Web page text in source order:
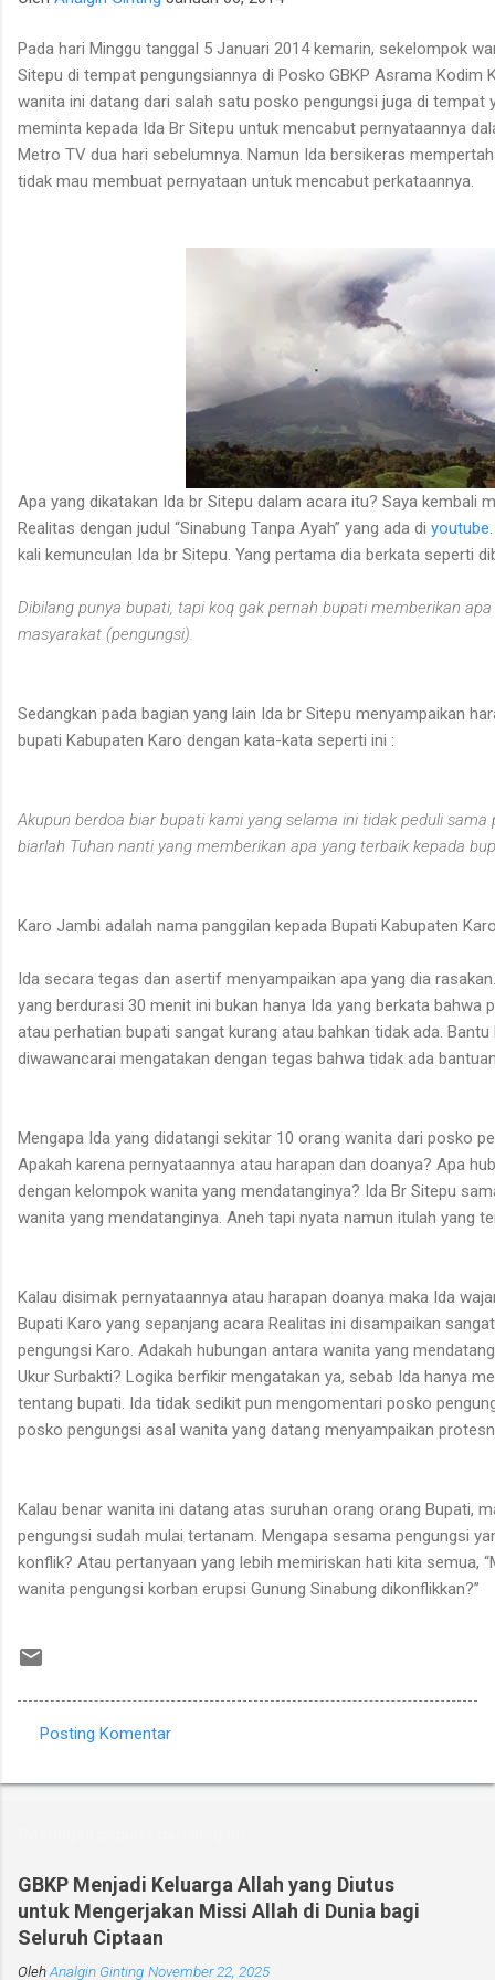
Damanik, artikel ini mengurai fakta bahwa keterpisahan kultural
dan etnis antara Suku Karo dan Suku Mela...
Pada hari Minggu tanggal 5 Januari 2014 kemarin, sekelompok
Sitepu di tempat pengungsiannya di Posko GBKP Asrama Kodim
wanita ini datang dari salah satu posko pengungsi juga di tempat
meminta kepada Ida Br Sitepu untuk mencabut pernyataannya
Metro TV dua hari sebelumnya. Namun Ida bersikeras
tidak mau membuat pernyataan untuk mencabut perkataannya.
Apa yang dikatakan Ida br Sitepu dalam acara itu? Saya kembali
Realitas dengan judul “Sinabung Tanpa Ayah” yang ada di youtube.
kali kemunculan Ida br Sitepu. Yang pertama dia berkata seperti
Dibilang punya bupati, tapi koq gak pernah bupati memberikan
masyarakat (pengungsi).
Sedangkan pada bagian yang lain Ida br Sitepu menyampaikan
bupati Kabupaten Karo dengan kata-kata seperti ini :
Akupun berdoa biar bupati kami yang selama ini tidak peduli sama
biarlah Tuhan nanti yang memberikan apa yang terbaik kepada
Karo Jambi adalah nama panggilan kepada Bupati Kabupaten
Ida secara tegas dan asertif menyampaikan apa yang dia rasakan.
yang berdurasi 30 menit ini bukan hanya Ida yang berkata bahwa
atau perhatian bupati sangat kurang atau bahkan tidak ada. Bantu
diwawancarai mengatakan dengan tegas bahwa tidak ada
Mengapa Ida yang didatangi sekitar 10 orang wanita dari posko
Apakah karena pernyataannya atau harapan dan doanya? Apa
dengan kelompok wanita yang mendatanginya? Ida Br Sitepu
wanita yang mendatanginya. Aneh tapi nyata namun itulah yang
Kalau disimak pernyataannya atau harapan doanya maka Ida
Bupati Karo yang sepanjang acara Realitas ini disampaikan
pengungsi Karo. Adakah hubungan antara wanita yang
Ukur Surbakti? Logika berfikir mengatakan ya, sebab Ida hanya
tentang bupati. Ida tidak sedikit pun mengomentari posko
posko pengungsi asal wanita yang datang menyampaikan
Kalau benar wanita ini datang atas suruhan orang orang Bupati,
pengungsi sudah mulai tertanam. Mengapa sesama pengungsi
konflik? Atau pertanyaan yang lebih memiriskan hati kita semua,
wanita pengungsi korban erupsi Gunung Sinabung dikonflikkan?”
o
n
t
a
r
Posting Komentar
GBKP Menjadi Keluarga Allah yang Diutus
untuk Mengerjakan Missi Allah di Dunia bagi
Seluruh Ciptaan
OlehAnalgin Ginting November 22, 2025